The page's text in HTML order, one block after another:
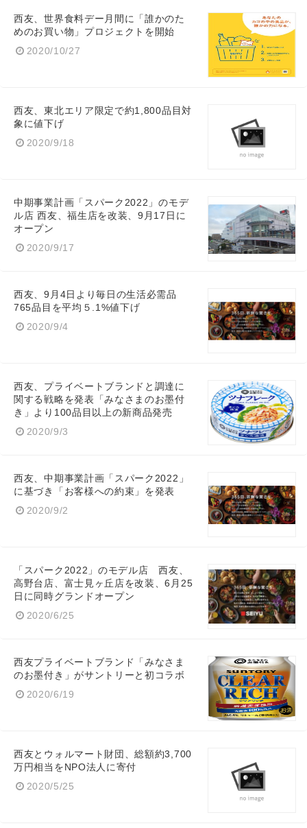
西友、世界食料デー月間に「誰かのた
めのお買い物」プロジェクトを開始
2020/10/27
西友、東北エリア限定で約1,800品目対
象に値下げ
2020/9/18
中期事業計画「スパーク2022」のモデ
ル店 西友、福生店を改装、9月17日に
オープン
2020/9/17
西友、9月4日より毎日の生活必需品
765品目を平均５.1%値下げ
2020/9/4
西友、プライベートブランドと調達に
関する戦略を発表「みなさまのお墨付
き」より100品目以上の新商品発売
2020/9/3
西友、中期事業計画「スパーク2022」
に基づき「お客様への約束」を発表
2020/9/2
「スパーク2022」のモデル店 西友、
高野台店、富士見ヶ丘店を改装、6月25
日に同時グランドオープン
2020/6/25
西友プライベートブランド「みなさま
のお墨付き」がサントリーと初コラボ
2020/6/19
西友とウォルマート財団、総額約3,700
万円相当をNPO法人に寄付
2020/5/25